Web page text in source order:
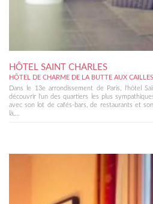
HÔTEL SAINT CHARLES
HÔTEL DE CHARME DE LA BUTTE AUX
Dans le 13e arrondissement de Paris, l'hôtel
découvrir l'un des quartiers les plus
avec son lot de cafés-bars, de restaurants et
là,...